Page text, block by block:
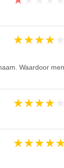
★★★★
Waardoor men
★★★★
★★★★